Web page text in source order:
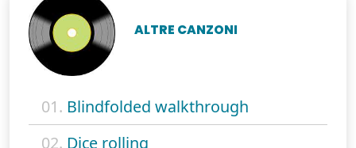
ALTRE CANZONI
01. Blindfolded walkthrough
02. Dice rolling